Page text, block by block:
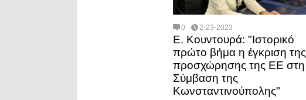
0 2-23-2023
Ε. Κουντουρά: "Ιστορικό
πρώτο βήμα η έγκριση της
προσχώρησης της ΕΕ στη
Σύμβαση της
Κωνσταντινούπολης"